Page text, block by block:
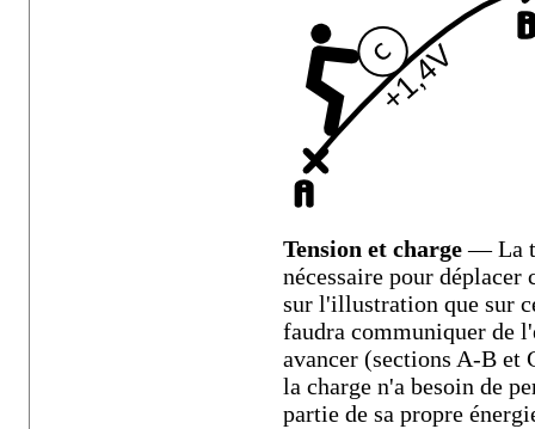
Tension et charge— La
nécessaire pour déplacer
sur l'illustration que sur
faudra communiquer de
avancer (sections A-B et
la charge n'a besoin de
partie de sa propre